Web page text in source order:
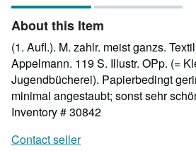
of
5
stars
About this Item
(1. Aufl.). M. zahlr. meist ganzs.
Appelmann. 119 S. Illustr. OPp. (=
Jugendbücherei). Papierbedingt
minimal angestaubt; sonst sehr
Inventory # 30842
Contact seller